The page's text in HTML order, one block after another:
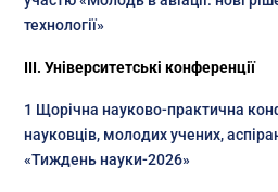
технології»
III. Університетські конференції
1 Щорічна науково-практична
науковців, молодих учених,
«Тиждень науки-2026»